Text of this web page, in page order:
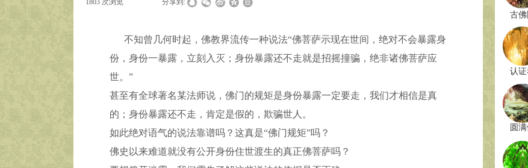
圆
古
认
1803 次浏览 分享到:
不知曾几何时起，佛教界流传一种说法“佛菩萨示现在世间，绝对不会暴露身
份，身份一暴露，立刻入灭；身份暴露还不走就是招摇撞骗，绝非诸佛菩萨应
世。”
甚至有全球著名某法师说，佛门的规矩是身份暴露一定要走，我们才相信是真
的；身份暴露还不走，肯定是假的，欺骗世人。
如此绝对语气的说法靠谱吗？这真是“佛门规矩”吗？
佛史以来难道就没有公开身份住世渡生的真正佛菩萨吗？